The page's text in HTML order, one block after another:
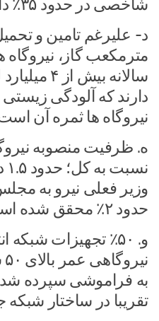
شاخصی در حدود ۳۵٪ دارد.
مترمکعب گاز،
سالانه بیش
دارند که آلودگی
نیروگاه ها ثمره آن
ه. ظرفیت منصوبه
وزیر فعلی نیرو به
حدود ۲٪ محقق شده است.
و. ۵۰٪ تجهیزات
به فراموشی سپرده
تقریبا در ساختار شبکه